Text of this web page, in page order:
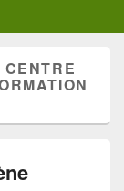
CENTRE